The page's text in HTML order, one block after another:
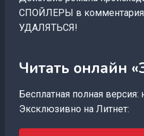
СПОЙЛЕРЫ в
УДАЛЯТЬСЯ!
Читать онлайн
Бесплатная полная версия:
Эксклюзивно на Литнет: